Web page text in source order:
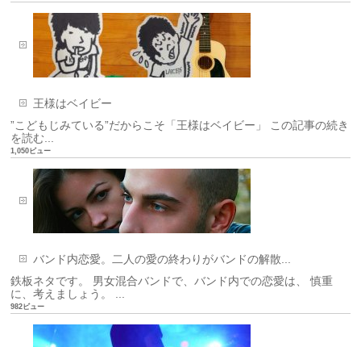
王様はベイビー
”こどもじみている”だからこそ「王様はベイビー」 この記事の続き
を読む...
1,050ビュー
バンド内恋愛。二人の愛の終わりがバンドの解散...
鉄板ネタです。 男女混合バンドで、バンド内での恋愛は、 慎重
に、考えましょう。 ...
982ビュー